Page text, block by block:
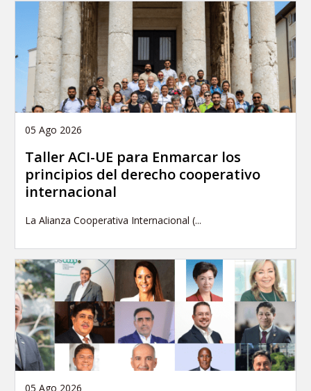
05 Ago 2026
Taller ACI-UE para Enmarcar los
principios del derecho cooperativo
internacional
La Alianza Cooperativa Internacional (...
05 Ago 2026